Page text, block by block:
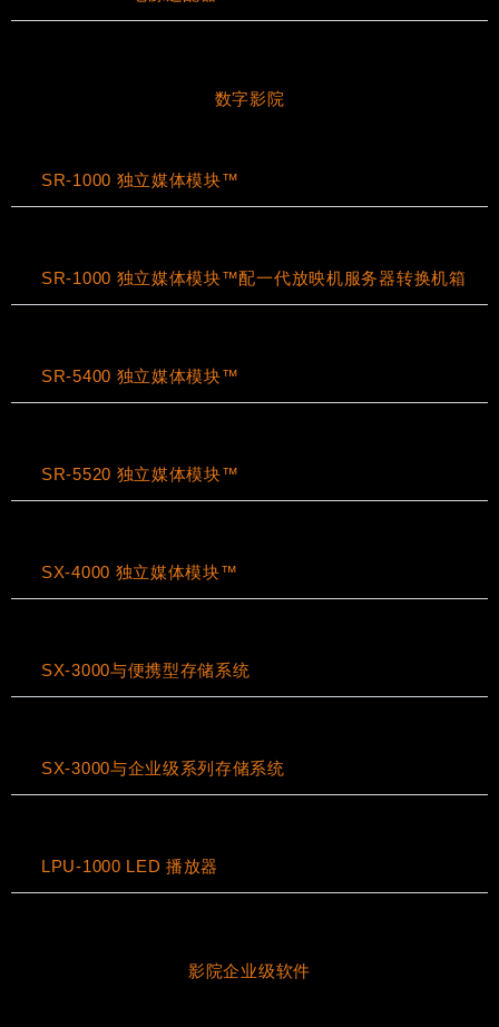
数字影院
SR-1000 独立媒体模块™
SR-1000 独立媒体模块™配一代放映机服务器转换机箱
SR-5400 独立媒体模块™
SR-5520 独立媒体模块™
SX-4000 独立媒体模块™
SX-3000与便携型存储系统
SX-3000与企业级系列存储系统
LPU-1000 LED 播放器
影院企业级软件